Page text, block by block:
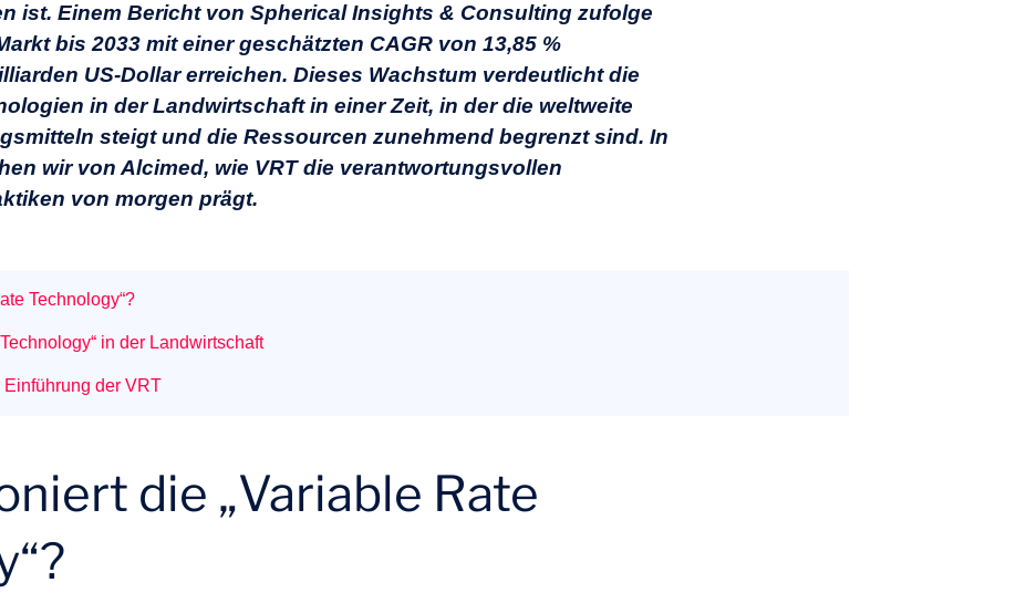
ist. Einem Bericht von Spherical Insights & Consulting zufolge
bis 2033 mit einer geschätzten CAGR von 13,85 %
US-Dollar erreichen. Dieses Wachstum verdeutlicht die
in der Landwirtschaft in einer Zeit, in der die weltweite
steigt und die Ressourcen zunehmend begrenzt sind. In
wir von Alcimed, wie VRT die verantwortungsvollen
von morgen prägt.
Technology“?
in der Landwirtschaft
der VRT
die „Variable Rate